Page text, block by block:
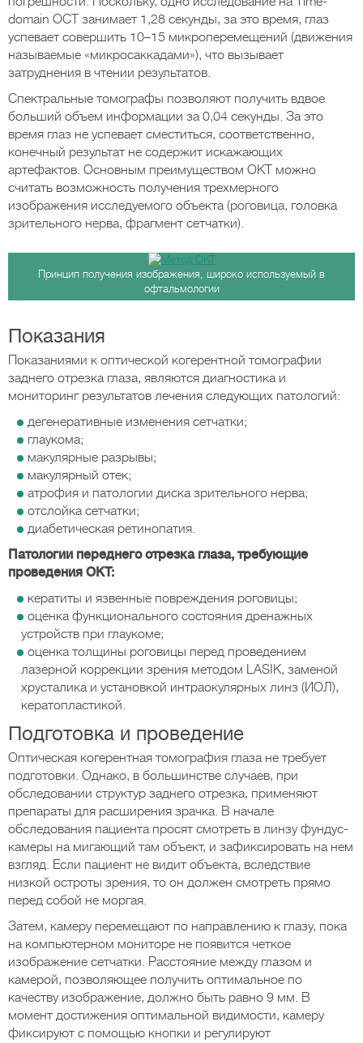
dоmаin ОСТ занимает 1,28 секунды, за это время, глаз
успевает совершить 10–15 микроперемещений (движения
называемые «микросаккадами»), что вызывает
затруднения в чтении результатов.
Спектральные томографы позволяют получить вдвое
больший объем информации за 0,04 секунды. За это
время глаз не успевает сместиться, соответственно,
конечный результат не содержит искажающих
артефактов. Основным преимуществом ОКТ можно
считать возможность получения трехмерного
изображения исследуемого объекта (роговица, головка
зрительного нерва, фрагмент сетчатки).
Принцип получения изображения, широко используемый в
офтальмологии
Показания
Показаниями к оптической когерентной томографии
заднего отрезка глаза, являются диагностика и
мониторинг результатов лечения следующих патологий:
дегенеративные изменения сетчатки;
глаукома;
макулярные разрывы;
макулярный отек;
атрофия и патологии диска зрительного нерва;
отслойка сетчатки;
диабетическая ретинопатия.
Патологии переднего отрезка глаза, требующие
проведения ОКТ:
кератиты и язвенные повреждения роговицы;
оценка функционального состояния дренажных
устройств при глаукоме;
оценка толщины роговицы перед проведением
лазерной коррекции зрения методом LАSIК, заменой
хрусталика и установкой интраокулярных линз (ИОЛ),
кератопластикой.
Подготовка и проведение
Оптическая когерентная томография глаза не требует
подготовки. Однако, в большинстве случаев, при
обследовании структур заднего отрезка, применяют
препараты для расширения зрачка. В начале
обследования пациента просят смотреть в линзу фундус-
камеры на мигающий там объект, и зафиксировать на нем
взгляд. Если пациент не видит объекта, вследствие
низкой остроты зрения, то он должен смотреть прямо
перед собой не моргая.
Затем, камеру перемещают по направлению к глазу, пока
на компьютерном мониторе не появится четкое
изображение сетчатки. Расстояние между глазом и
камерой, позволяющее получить оптимальное по
качеству изображение, должно быть равно 9 мм. В
момент достижения оптимальной видимости, камеру
фиксируют с помощью кнопки и регулируют